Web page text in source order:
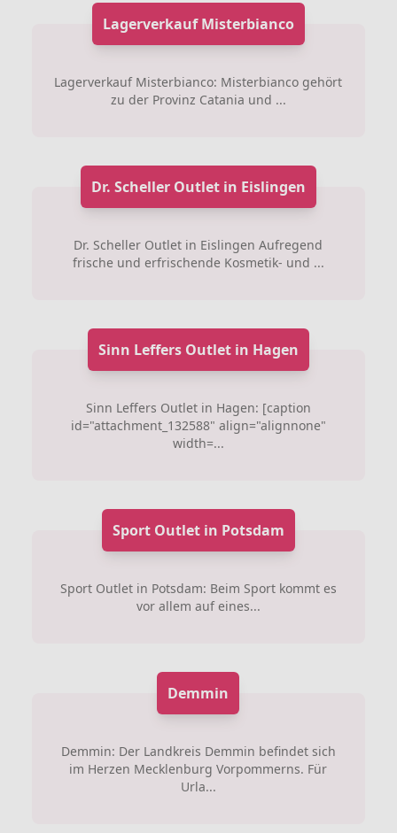
Lagerverkauf Misterbianco
Lagerverkauf Misterbianco: Misterbianco gehört
zu der Provinz Catania und ...
Dr. Scheller Outlet in Eislingen
Dr. Scheller Outlet in Eislingen Aufregend
frische und erfrischende Kosmetik- und ...
Sinn Leffers Outlet in Hagen
Sinn Leffers Outlet in Hagen: [caption
id="attachment_132588" align="alignnone"
width=...
Sport Outlet in Potsdam
Sport Outlet in Potsdam: Beim Sport kommt es
vor allem auf eines...
Demmin
Demmin: Der Landkreis Demmin befindet sich
im Herzen Mecklenburg Vorpommerns. Für
Urla...